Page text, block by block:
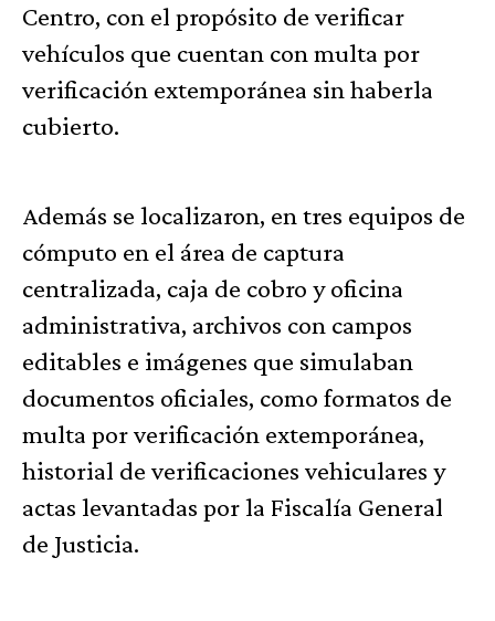
Centro, con el propósito de verificar
vehículos que cuentan con multa por
verificación extemporánea sin haberla
cubierto.
Además se localizaron, en tres equipos de
cómputo en el área de captura
centralizada, caja de cobro y oficina
administrativa, archivos con campos
editables e imágenes que simulaban
documentos oficiales, como formatos de
multa por verificación extemporánea,
historial de verificaciones vehiculares y
actas levantadas por la Fiscalía General
de Justicia.